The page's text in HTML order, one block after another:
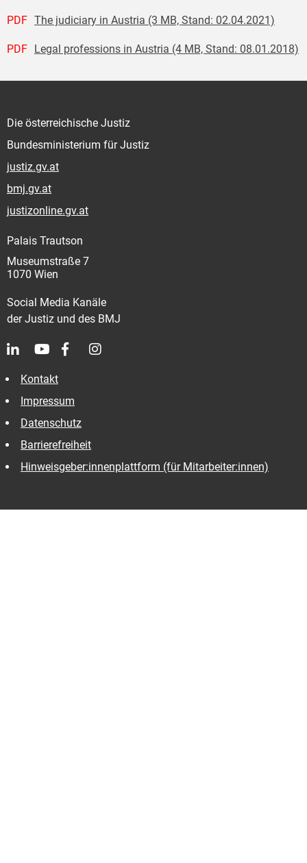
PDF The judiciary in Austria (3 MB, Stand: 02.04.2021)
PDF Legal professions in Austria (4 MB, Stand: 08.01.2018)
Die österreichische Justiz
Bundesministerium für Justiz
justiz.gv.at
bmj.gv.at
justizonline.gv.at
Palais Trautson
Museumstraße 7
1070 Wien
Social Media Kanäle
der Justiz und des BMJ
Kontakt
Impressum
Datenschutz
Barrierefreiheit
Hinweisgeber:innenplattform (für Mitarbeiter:innen)